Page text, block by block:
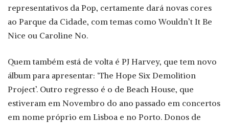
representativos da Pop, certamente dará novas cores
ao Parque da Cidade, com temas como Wouldn’t It Be
Nice ou Caroline No.
Quem também está de volta é PJ Harvey, que tem novo
álbum para apresentar: ‘The Hope Six Demolition
Project’. Outro regresso é o de Beach House, que
estiveram em Novembro do ano passado em concertos
em nome próprio em Lisboa e no Porto. Donos de